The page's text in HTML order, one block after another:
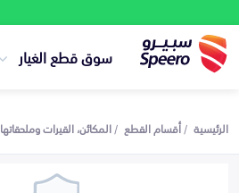
سوق قطع الغيار
الرئيسية أقسام القطع المكائن، القيرات وملحقاتها